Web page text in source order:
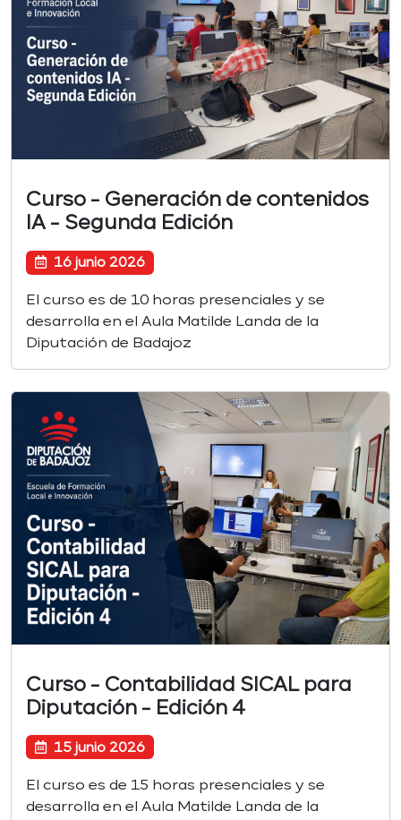
Curso - Generación de contenidos
IA - Segunda Edición
16 junio 2026
El curso es de 10 horas presenciales y se
desarrolla en el Aula Matilde Landa de la
Diputación de Badajoz
Curso - Contabilidad SICAL para
Diputación - Edición 4
15 junio 2026
El curso es de 15 horas presenciales y se
desarrolla en el Aula Matilde Landa de la